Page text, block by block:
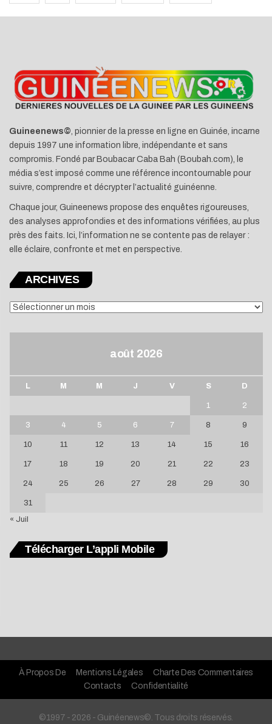
Guineenews©, pionnier de la presse en ligne en Guinée, incarne
depuis 1997 une information libre, indépendante et sans
compromis. Fondé par Boubacar Caba Bah (Boubah.com), le
média s’est imposé comme une référence incontournable pour
suivre, comprendre et décrypter l’actualité guinéenne.
Chaque jour, Guineenews propose des enquêtes rigoureuses,
des analyses approfondies et des informations vérifiées, au plus
près des faits. Ici, l’information ne se contente pas de relayer :
elle éclaire, confronte et met en perspective.
ARCHIVES
ARCHIVES
août 2026
L M M J V S D
1 2
3 4 5 6 7 8 9
10 11 12 13 14 15 16
17 18 19 20 21 22 23
24 25 26 27 28 29 30
31
« Juil
Télécharger L’appli Mobile
À Propos De Mentions Légales
Charte Des Commentaires
Contacts
Confidentialité
©1997 - 2026 - Guinéenews©. Tous droits réservés.